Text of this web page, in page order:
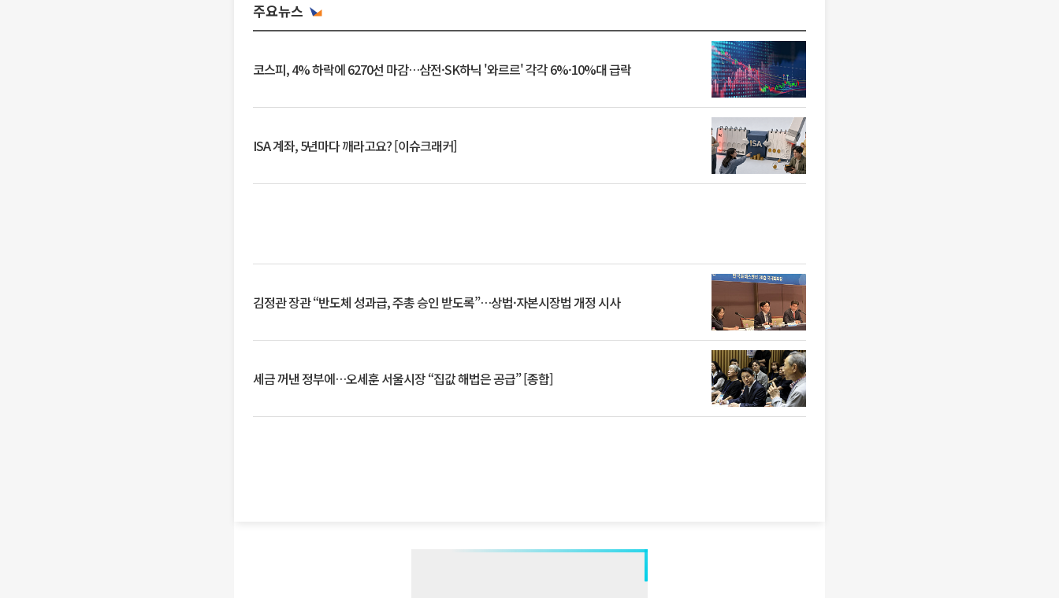
주요뉴스
코스피, 4% 하락에 6270선 마감…삼전·SK하닉 '와르르' 각각 6%·10%대 급락
ISA 계좌, 5년마다 깨라고요? [이슈크래커]
김정관 장관 “반도체 성과급, 주총 승인 받도록”…상법·자본시장법 개정 시사
세금 꺼낸 정부에…오세훈 서울시장 “집값 해법은 공급” [종합]